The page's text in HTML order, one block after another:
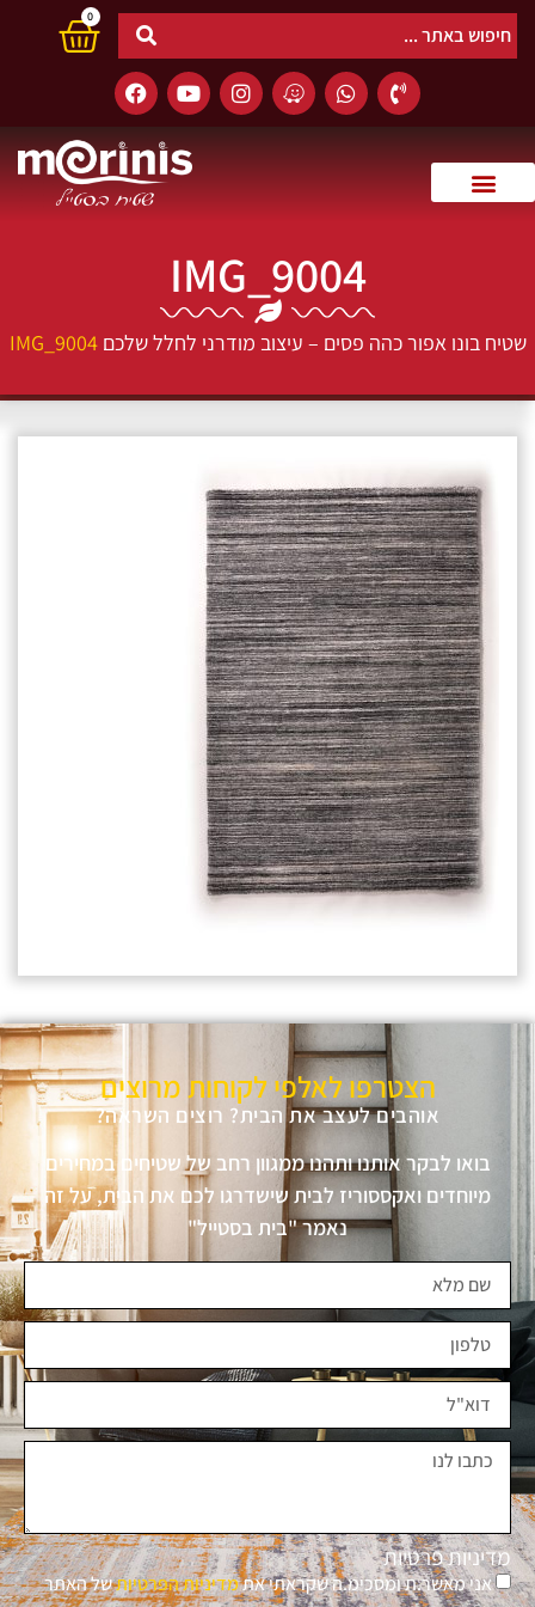
0
IMG_9004
שטיח בונו אפור כהה פסים – עיצוב מודרני לחלל שלכם IMG_9004
הצטרפו לאלפי לקוחות מרוצים
אוהבים לעצב את הבית? רוצים השראה?
בואו לבקר אותנו ותהנו ממגוון רחב של שטיחים במחירים
מיוחדים ואקססוריז לבית שישדרגו לכם את הבית, על זה
נאמר "בית בסטייל"
מדיניות פרטיות
אני מאשר.ת ומסכימ.ה שקראתי אתמדיניות הפרטיותשל האתר